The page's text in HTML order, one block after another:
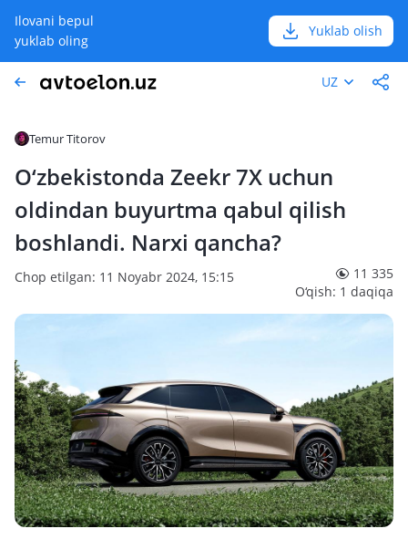
Ilovani bepul
yuklab oling
Yuklab olish
UZ
Temur Titorov
O‘zbekistonda Zeekr 7X uchun
oldindan buyurtma qabul qilish
boshlandi. Narxi qancha?
Chop etilgan: 11 Noyabr 2024, 15:15
11 335
O‘qish: 1 daqiqa